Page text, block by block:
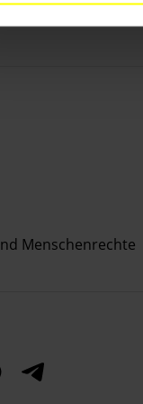
Menschenrechte